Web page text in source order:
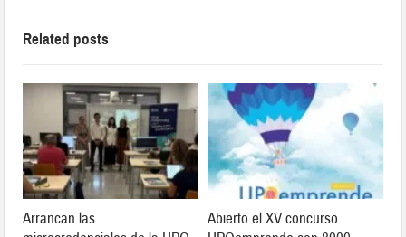
Related posts
Arrancan las
Abierto el XV concurso